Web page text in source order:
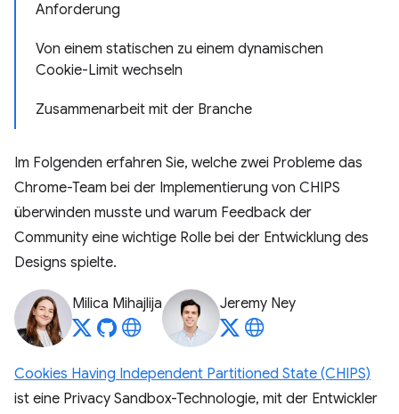
Anforderung
Von einem statischen zu einem dynamischen
Cookie-Limit wechseln
Zusammenarbeit mit der Branche
Im Folgenden erfahren Sie, welche zwei Probleme das
Chrome-Team bei der Implementierung von CHIPS
überwinden musste und warum Feedback der
Community eine wichtige Rolle bei der Entwicklung des
Designs spielte.
Milica Mihajlija Jeremy Ney
Cookies Having Independent Partitioned State (CHIPS)
ist eine Privacy Sandbox-Technologie, mit der Entwickler